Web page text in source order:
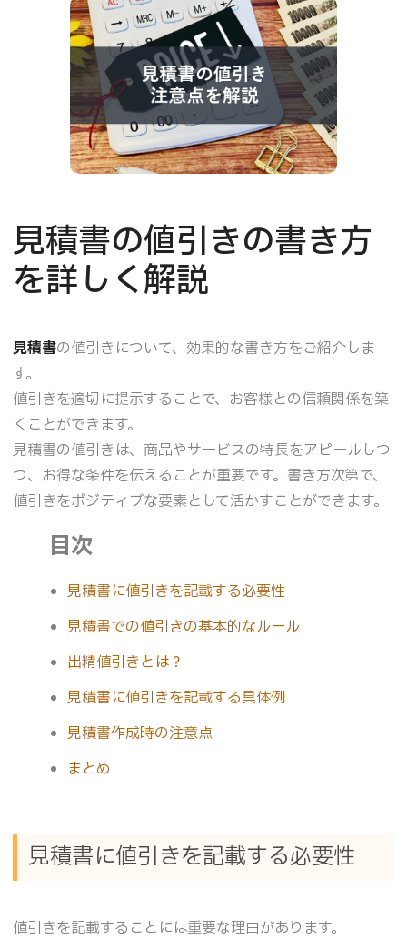
見積書の値引きの書き方
を詳しく解説
見積書の値引きについて、効果的な書き方をご紹介しま
す。
値引きを適切に提示することで、お客様との信頼関係を築
くことができます。
見積書の値引きは、商品やサービスの特長をアピールしつ
つ、お得な条件を伝えることが重要です。書き方次第で、
値引きをポジティブな要素として活かすことができます。
目次
見積書に値引きを記載する必要性
見積書での値引きの基本的なルール
出精値引きとは？
見積書に値引きを記載する具体例
見積書作成時の注意点
まとめ
見積書に値引きを記載する必要性
値引きを記載することには重要な理由があります。